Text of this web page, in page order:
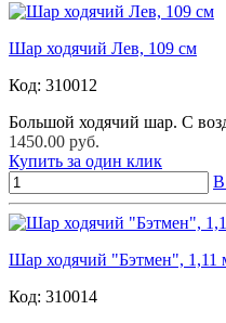
Шар ходячий Лев, 109 см
Код: 310012
Большой ходячий шар. С
1450.00 руб.
Купить за один клик
В
Шар ходячий "Бэтмен", 1,11
Код: 310014